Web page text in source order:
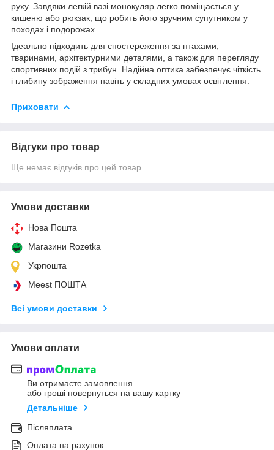
руху. Завдяки легкій вазі монокуляр легко поміщається у
кишеню або рюкзак, що робить його зручним супутником у
походах і подорожах.
Ідеально підходить для спостереження за птахами,
тваринами, архітектурними деталями, а також для перегляду
спортивних подій з трибун. Надійна оптика забезпечує чіткість
і глибину зображення навіть у складних умовах освітлення.
Приховати
Відгуки про товар
Ще немає відгуків про цей товар
Умови доставки
Нова Пошта
Магазини Rozetka
Укрпошта
Meest ПОШТА
Всі умови доставки
Умови оплати
Ви отримаєте замовлення
або гроші повернуться на вашу картку
Детальніше
Післяплата
Оплата на рахунок